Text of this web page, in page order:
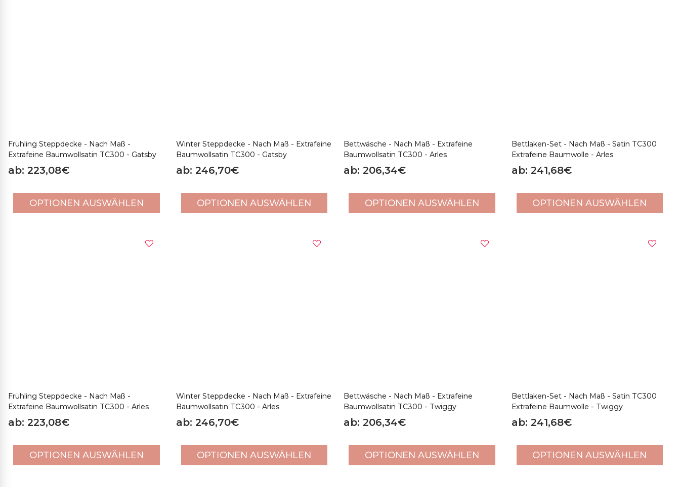
Frühling Steppdecke - Nach Maß -
Extrafeine Baumwollsatin TC300 - Gatsby
ab: 223,08€
OPTIONEN AUSWÄHLEN
Winter Steppdecke - Nach Maß - Extrafeine
Baumwollsatin TC300 - Gatsby
ab: 246,70€
OPTIONEN AUSWÄHLEN
Bettwäsche - Nach Maß - Extrafeine
Baumwollsatin TC300 - Arles
ab: 206,34€
OPTIONEN AUSWÄHLEN
Bettlaken-Set - Nach Maß - Satin TC300
Extrafeine Baumwolle - Arles
ab: 241,68€
OPTIONEN AUSWÄHLEN
Frühling Steppdecke - Nach Maß -
Extrafeine Baumwollsatin TC300 - Arles
ab: 223,08€
OPTIONEN AUSWÄHLEN
Winter Steppdecke - Nach Maß - Extrafeine
Baumwollsatin TC300 - Arles
ab: 246,70€
OPTIONEN AUSWÄHLEN
Bettwäsche - Nach Maß - Extrafeine
Baumwollsatin TC300 - Twiggy
ab: 206,34€
OPTIONEN AUSWÄHLEN
Bettlaken-Set - Nach Maß - Satin TC300
Extrafeine Baumwolle - Twiggy
ab: 241,68€
OPTIONEN AUSWÄHLEN